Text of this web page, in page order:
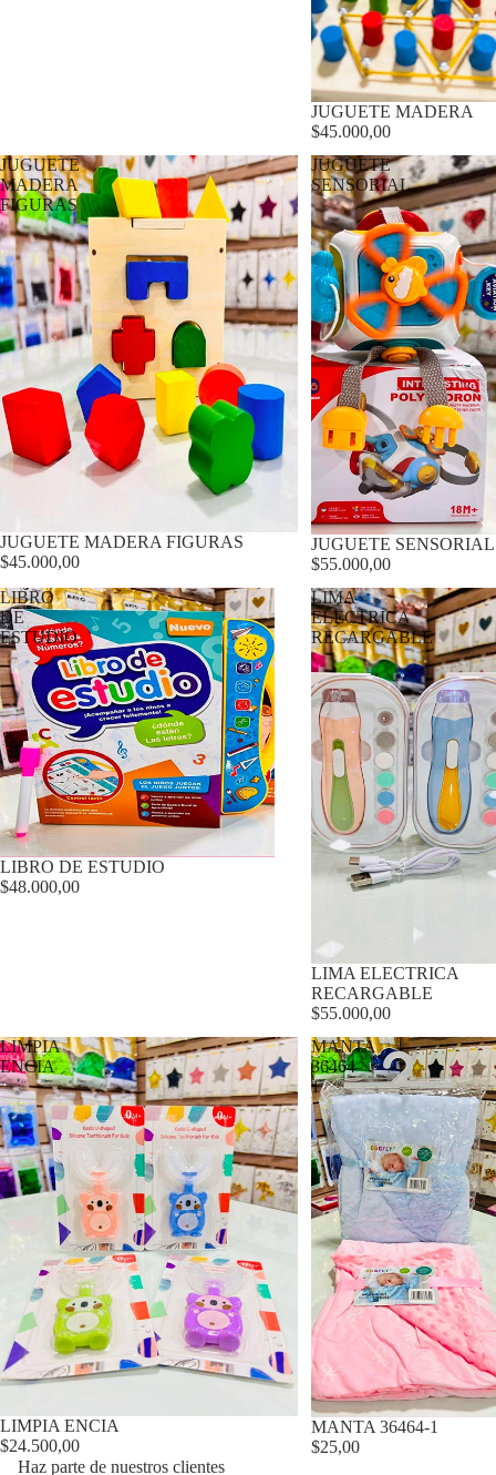
JUGUETE MADERA
$45.000,00
JUGUETE
MADERA
FIGURAS
JUGUETE MADERA FIGURAS
$45.000,00
JUGUETE
SENSORIAL
JUGUETE SENSORIAL
$55.000,00
LIBRO
DE
ESTUDIO
LIBRO DE ESTUDIO
$48.000,00
LIMA
ELECTRICA
RECARGABLE
LIMA ELECTRICA
RECARGABLE
$55.000,00
LIMPIA
ENCIA
LIMPIA ENCIA
$24.500,00
MANTA
36464-
1
MANTA 36464-1
$25,00
Haz parte de nuestros clientes